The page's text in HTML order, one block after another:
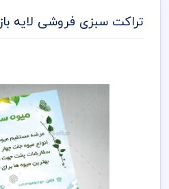
تراکت سبزی فروشی لایه باز